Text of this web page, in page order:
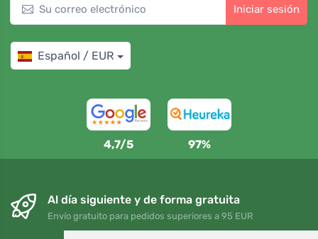
Iniciar sesión
Español / EUR
4,7/5 97%
Al día siguiente y de forma gratuita
Envío gratuito para pedidos superiores a 95 EUR